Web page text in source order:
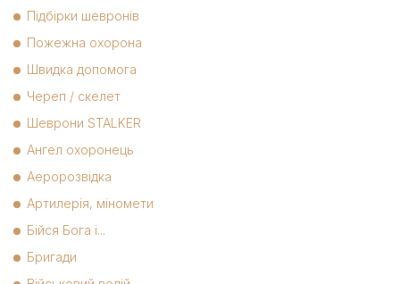
Підбірки шевронів
Пожежна охорона
Швидка допомога
Череп / скелет
Шеврони STALKER
Ангел охоронець
Аеророзвідка
Артилерія, міномети
Бійся Бога і...
Бригади